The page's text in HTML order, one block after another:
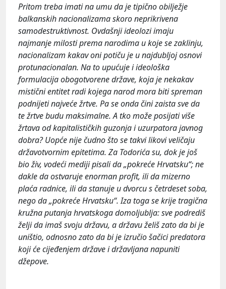
Pritom treba imati na umu da je tipično obilježje
balkanskih nacionalizama skoro neprikrivena
samodestruktivnost. Ovdašnji ideolozi imaju
najmanje milosti prema narodima u koje se zaklinju,
nacionalizam kakav oni potiču je u najdubljoj osnovi
protunacionalan. Na to upućuje i ideološka
formulacija obogotvorene države, koja je nekakav
mistični entitet radi kojega narod mora biti spreman
podnijeti najveće žrtve. Pa se onda čini zaista sve da
te žrtve budu maksimalne. A tko može posijati više
žrtava od kapitalističkih guzonja i uzurpatora javnog
dobra? Uopće nije čudno što se takvi likovi veličaju
državotvornim epitetima. Za Todorića su, dok je još
bio živ, vodeći mediji pisali da „pokreće Hrvatsku“; ne
dakle da ostvaruje enorman profit, ili da mizerno
plaća radnice, ili da stanuje u dvorcu s četrdeset soba,
nego da „pokreće Hrvatsku“. Iza toga se krije tragična
kružna putanja hrvatskoga domoljublja: sve podrediš
želji da imaš svoju državu, a državu želiš zato da bi je
uništio, odnosno zato da bi je izručio šačici predatora
koji će cijeđenjem države i državljana napuniti
džepove.